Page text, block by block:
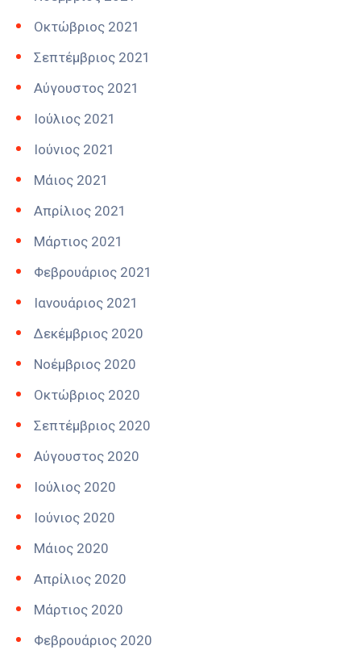
Οκτώβριος 2021
Σεπτέμβριος 2021
Αύγουστος 2021
Ιούλιος 2021
Ιούνιος 2021
Μάιος 2021
Απρίλιος 2021
Μάρτιος 2021
Φεβρουάριος 2021
Ιανουάριος 2021
Δεκέμβριος 2020
Νοέμβριος 2020
Οκτώβριος 2020
Σεπτέμβριος 2020
Αύγουστος 2020
Ιούλιος 2020
Ιούνιος 2020
Μάιος 2020
Απρίλιος 2020
Μάρτιος 2020
Φεβρουάριος 2020